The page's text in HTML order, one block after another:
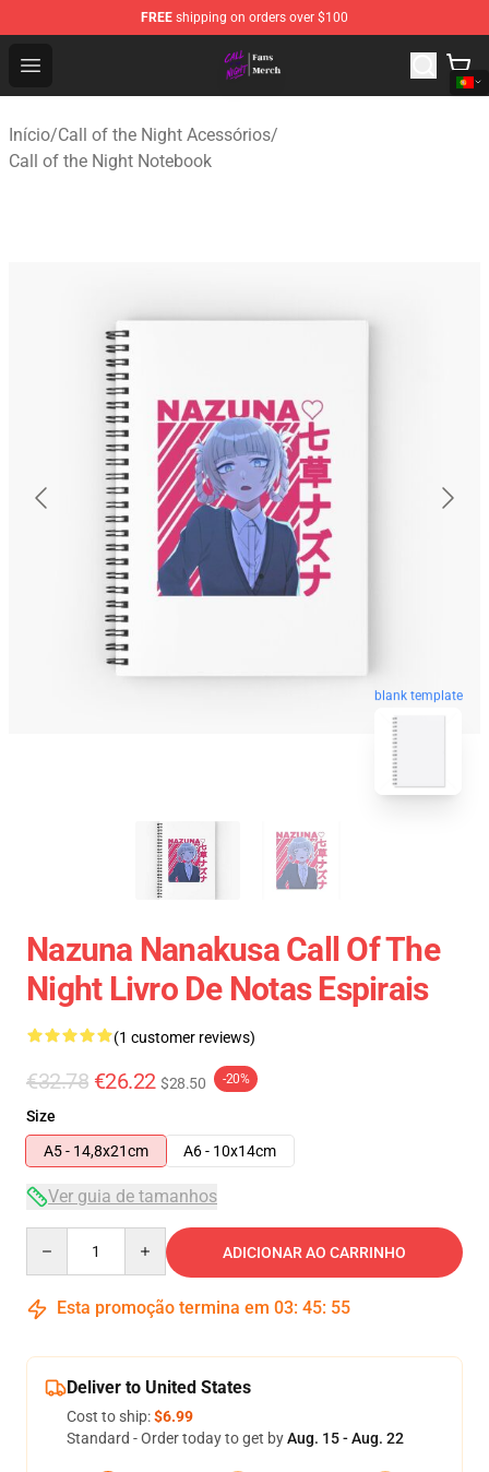
FREE shipping on orders over $100
Open menu
Call of the Night Store - Official Call of the Night
Início/Call of the Night Acessórios/
Call of the Night Notebook
blank template
Nazuna Nanakusa Call Of The
Night Livro De Notas Espirais
(1 customer reviews)
€32.78 €26.22 $28.50 -20%
Size
A5 - 14,8x21cm
A6 - 10x14cm
Ver guia de tamanhos
ADICIONAR AO CARRINHO
Esta promoção termina em 03: 45: 54
Deliver to United States
Cost to ship:$6.99
Standard - Order today to get byAug. 15 - Aug. 22